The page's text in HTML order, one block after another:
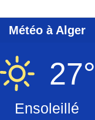
Météo à Alger
27°
Ensoleillé